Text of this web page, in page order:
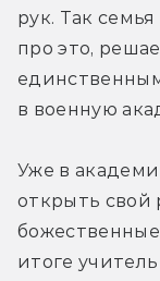
рук. Так
про это,
в военную
Уже в
открыть свой
божественные
итоге